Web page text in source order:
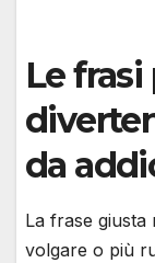
Le
da
La frase giusta
volgare o più